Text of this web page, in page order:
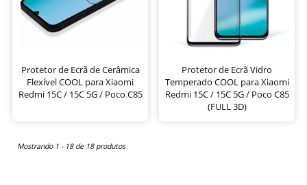
Protetor de Ecrã de Cerâmica
Flexível COOL para Xiaomi
Redmi 15C / 15C 5G / Poco C85
Protetor de Ecrã Vidro
Temperado COOL para Xiaomi
Redmi 15C / 15C 5G / Poco C85
(FULL 3D)
Mostrando 1 - 18 de 18 produtos